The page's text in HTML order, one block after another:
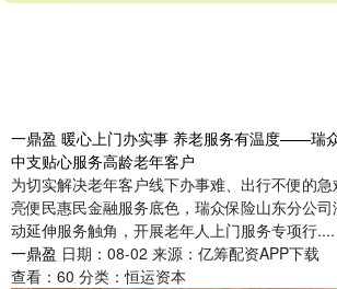
一鼎盈 暖心上门办实事 养老服务有温度——瑞
中支贴心服务高龄老年客户
为切实解决老年客户线下办事难、出行不便的
亮便民惠民金融服务底色，瑞众保险山东分公
动延伸服务触角，开展老年人上门服务专项行....
一鼎盈 日期：08-02 来源：亿筹配资APP下载
查看： 60 分类：恒运资本